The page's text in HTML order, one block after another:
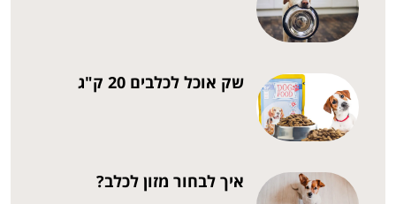
שק אוכל לכלבים 20 ק"ג
איך לבחור מזון לכלב?